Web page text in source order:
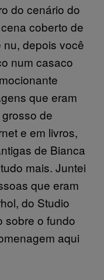
do cenário do
coberto de
nu, depois você
num casaco
que eram
de
e em livros,
de Bianca
mais. Juntei
que eram
do Studio
sobre o fundo
aqui